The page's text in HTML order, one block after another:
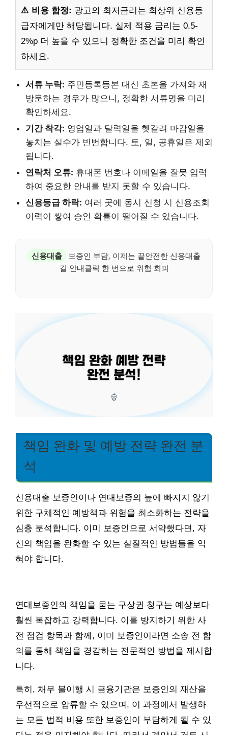
⚠️ 비용 함정: 광고의 최저금리는 최상위 신용등
급자에게만 해당됩니다. 실제 적용 금리는 0.5-
2%p 더 높을 수 있으니 정확한 조건을 미리 확인
하세요.
서류 누락: 주민등록등본 대신 초본을 가져와 재
방문하는 경우가 많으니, 정확한 서류명을 미리
확인하세요.
기간 착각: 영업일과 달력일을 헷갈려 마감일을
놓치는 실수가 빈번합니다. 토, 일, 공휴일은 제외
됩니다.
연락처 오류: 휴대폰 번호나 이메일을 잘못 입력
하여 중요한 안내를 받지 못할 수 있습니다.
신용등급 하락: 여러 곳에 동시 신청 시 신용조회
이력이 쌓여 승인 확률이 떨어질 수 있습니다.
신용대출
보증인 부담, 이제는 끝안전한 신용대출
길 안내클릭 한 번으로 위험 회피
책임 완화 및 예방 전략 완전 분
석
신용대출 보증인이나 연대보증의 늪에 빠지지 않기
위한 구체적인 예방책과 위험을 최소화하는 전략을
심층 분석합니다. 이미 보증인으로 서약했다면, 자
신의 책임을 완화할 수 있는 실질적인 방법들을 익
혀야 합니다.
연대보증인의 책임을 묻는 구상권 청구는 예상보다
훨씬 복잡하고 강력합니다. 이를 방지하기 위한 사
전 점검 항목과 함께, 이미 보증인이라면 소송 전 합
의를 통해 책임을 경감하는 전문적인 방법을 제시합
니다.
특히, 채무 불이행 시 금융기관은 보증인의 재산을
우선적으로 압류할 수 있으며, 이 과정에서 발생하
는 모든 법적 비용 또한 보증인이 부담하게 될 수 있